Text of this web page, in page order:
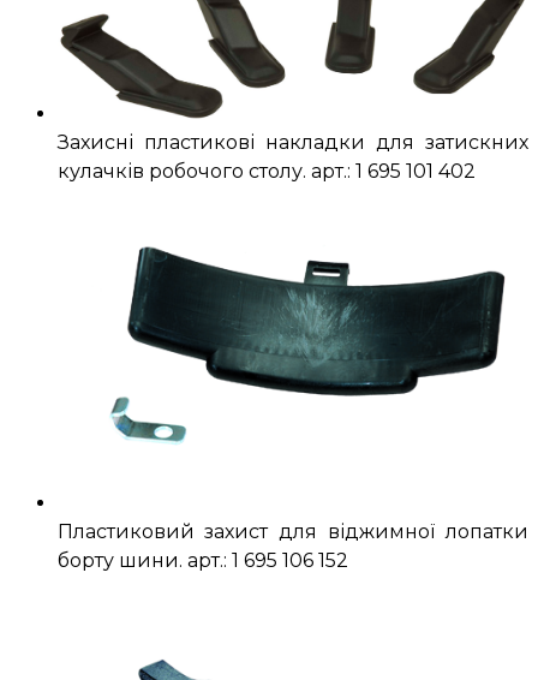
Захисні пластикові накладки для затискних
кулачків робочого столу. арт.: 1 695 101 402
Пластиковий захист для віджимної лопатки
борту шини. арт.: 1 695 106 152